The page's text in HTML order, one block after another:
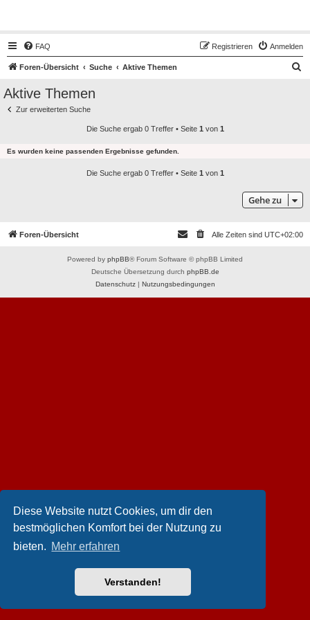
Diese Website nutzt Cookies, um dir den
bestmöglichen Komfort bei der Nutzung zu
bieten. Mehr erfahren
Verstanden!
FAQ Anmelden
Registrieren
Foren-Übersicht Suche Aktive Themen
Aktive Themen
Zur erweiterten Suche
Die Suche ergab 0 Treffer • Seite 1 von 1
Es wurden keine passenden Ergebnisse gefunden.
Die Suche ergab 0 Treffer • Seite 1 von 1
Gehe zu
Foren-Übersicht Alle Zeiten sind UTC+02:00
Powered by phpBB® Forum Software © phpBB Limited
Deutsche Übersetzung durch phpBB.de
Datenschutz| Nutzungsbedingungen